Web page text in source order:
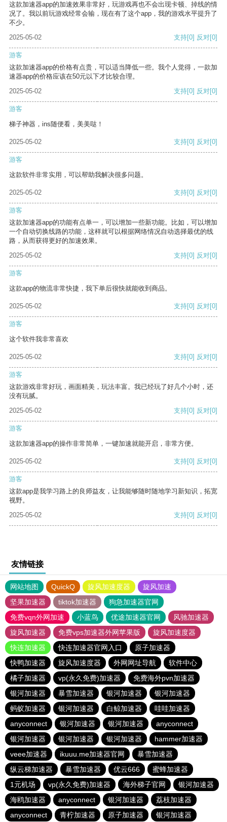
这款加速器app的加速效果非常好，玩游戏再也不会出现卡顿、掉线的情
况了。我以前玩游戏经常会输，现在有了这个app，我的游戏水平提升了
不少。
2025-05-02
支持[0] 反对[0]
游客
这款加速器app的价格有点贵，可以适当降低一些。我个人觉得，一款加
速器app的价格应该在50元以下才比较合理。
2025-05-02
支持[0] 反对[0]
游客
梯子神器，ins随便看，美美哒！
2025-05-02 支持[0] 反对[0]
游客
这款软件非常实用，可以帮助我解决很多问题。
2025-05-02 支持[0] 反对[0]
游客
这款加速器app的功能有点单一，可以增加一些新功能。比如，可以增加
一个自动切换线路的功能，这样就可以根据网络情况自动选择最优的线
路，从而获得更好的加速效果。
2025-05-02
支持[0] 反对[0]
游客
这款app的物流非常快捷，我下单后很快就能收到商品。
2025-05-02 支持[0] 反对[0]
游客
这个软件我非常喜欢
2025-05-02 支持[0] 反对[0]
游客
这款游戏非常好玩，画面精美，玩法丰富。我已经玩了好几个小时，还
没有玩腻。
2025-05-02
支持[0] 反对[0]
游客
这款加速器app的操作非常简单，一键加速就能开启，非常方便。
2025-05-02 支持[0] 反对[0]
游客
这款app是我学习路上的良师益友，让我能够随时随地学习新知识，拓宽
视野。
2025-05-02
支持[0] 反对[0]
友情链接
网站地图 QuickQ 旋风加速度器
旋风加速
坚果加速器
tiktok加速器
狗急加速器官网
免费vqn外网加速
小蓝鸟 优途加速器官网
风驰加速器
旋风加速器
免费vps加速器外网苹果版
旋风加速度器
快连加速器
快连加速器官网入口
原子加速器
快鸭加速器
旋风加速度器 外网网址导航
软件中心
橘子加速器
vp(永久免费)加速器
免费海外pvn加速器
银河加速器
暴雪加速器 银河加速器
银河加速器
蚂蚁加速器
银河加速器 白鲸加速器
哇哇加速器
anyconnect
银河加速器 银河加速器
anyconnect
银河加速器
银河加速器 银河加速器
hammer加速器
veee加速器
ikuuu.me加速器官网
暴雪加速器
纵云梯加速器
暴雪加速器 优云666
蜜蜂加速器
1元机场
vp(永久免费)加速器 海外梯子官网
银河加速器
海鸥加速器
anyconnect 银河加速器
荔枝加速器
anyconnect
青柠加速器 原子加速器 银河加速器